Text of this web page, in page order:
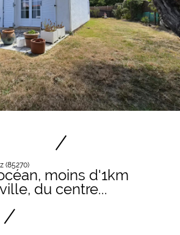
(85270)
moins d'1km
du centre...